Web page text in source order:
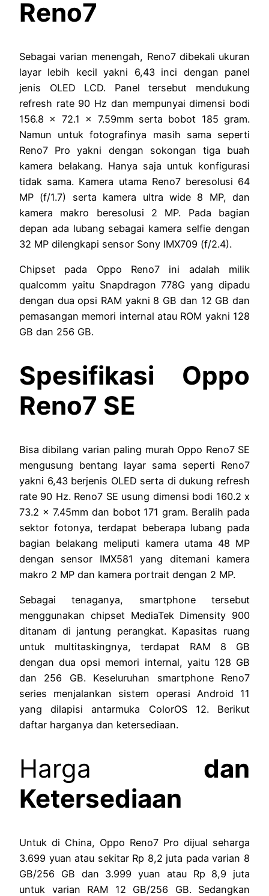
Reno7
Sebagai varian menengah, Reno7 dibekali ukuran
layar lebih kecil yakni 6,43 inci dengan panel
jenis OLED LCD. Panel tersebut mendukung
refresh rate 90 Hz dan mempunyai dimensi bodi
156.8 x 72.1 x 7.59mm serta bobot 185 gram.
Namun untuk fotografinya masih sama seperti
Reno7 Pro yakni dengan sokongan tiga buah
kamera belakang. Hanya saja untuk konfigurasi
tidak sama. Kamera utama Reno7 beresolusi 64
MP (f/1.7) serta kamera ultra wide 8 MP, dan
kamera makro beresolusi 2 MP. Pada bagian
depan ada lubang sebagai kamera selfie dengan
32 MP dilengkapi sensor Sony IMX709 (f/2.4).
Chipset pada Oppo Reno7 ini adalah milik
qualcomm yaitu Snapdragon 778G yang dipadu
dengan dua opsi RAM yakni 8 GB dan 12 GB dan
pemasangan memori internal atau ROM yakni 128
GB dan 256 GB.
Spesifikasi Oppo
Reno7 SE
Bisa dibilang varian paling murah Oppo Reno7 SE
mengusung bentang layar sama seperti Reno7
yakni 6,43 berjenis OLED serta di dukung refresh
rate 90 Hz. Reno7 SE usung dimensi bodi 160.2 x
73.2 x 7.45mm dan bobot 171 gram. Beralih pada
sektor fotonya, terdapat beberapa lubang pada
bagian belakang meliputi kamera utama 48 MP
dengan sensor IMX581 yang ditemani kamera
makro 2 MP dan kamera portrait dengan 2 MP.
Sebagai tenaganya, smartphone tersebut
menggunakan chipset MediaTek Dimensity 900
ditanam di jantung perangkat. Kapasitas ruang
untuk multitaskingnya, terdapat RAM 8 GB
dengan dua opsi memori internal, yaitu 128 GB
dan 256 GB. Keseluruhan smartphone Reno7
series menjalankan sistem operasi Android 11
yang dilapisi antarmuka ColorOS 12. Berikut
daftar harganya dan ketersediaan.
Harga dan
Ketersediaan
Untuk di China, Oppo Reno7 Pro dijual seharga
3.699 yuan atau sekitar Rp 8,2 juta pada varian 8
GB/256 GB dan 3.999 yuan atau Rp 8,9 juta
untuk varian RAM 12 GB/256 GB. Sedangkan